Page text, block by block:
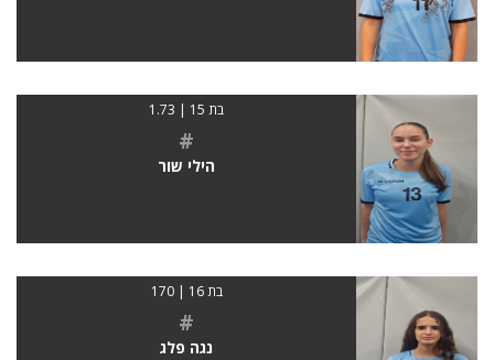
בת 15 | 1.73
#
הילי שור
בת 16 | 170
#
נגה פלג